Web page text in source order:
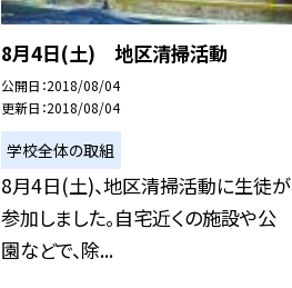
8月4日(土) 地区清掃活動
公開日 2018/08/04
更新日 2018/08/04
学校全体の取組
8月4日(土)、地区清掃活動に生徒が
参加しました。自宅近くの施設や公
園などで、除...